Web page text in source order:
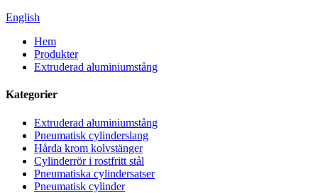
English
Hem
Produkter
Extruderad aluminiumstång
Kategorier
Extruderad aluminiumstång
Pneumatisk cylinderslang
Hårda krom kolvstänger
Cylinderrör i rostfritt stål
Pneumatiska cylindersatser
Pneumatisk cylinder